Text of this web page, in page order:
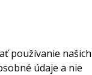
používanie našich
údaje a nie